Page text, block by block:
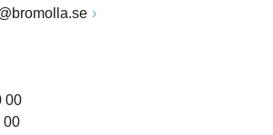
00
00